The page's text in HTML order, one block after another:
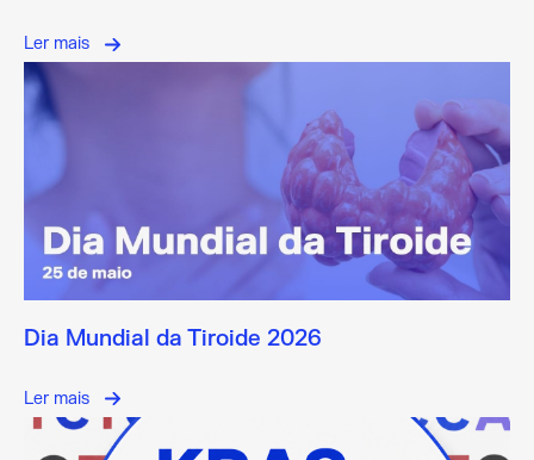
Ler mais
Dia Mundial da Tiroide 2026
Ler mais